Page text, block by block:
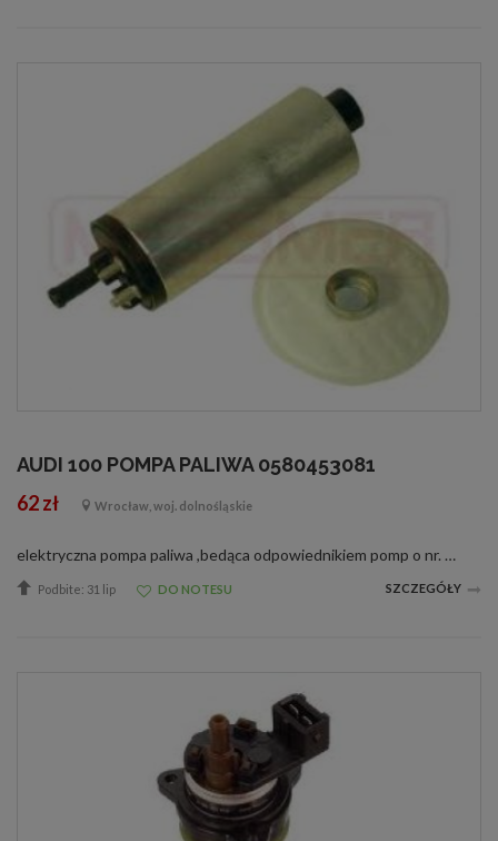
AUDI 100 POMPA PALIWA 0580453081
62 zł Wrocław, woj. dolnośląskie
elektryczna pompa paliwa ,bedąca odpowiednikiem pomp o nr. E100598A0906091G05803140680580453081058031000605803100070580453041 058045304605804530600580453070 4A0906087A4419060917.18259.50.0Pompa ma zastosowanie m.in. w nastepujacych samochodach: AUDI...
Podbite: 31 lip DO NOTESU SZCZEGÓŁY